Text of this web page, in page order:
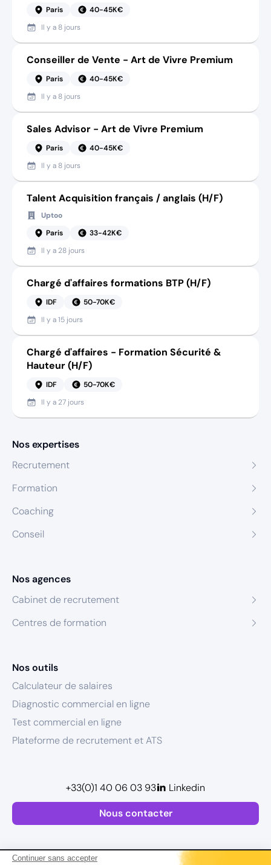
Continuer sans accepter
Paris
40-45K€
Il y a 8 jours
Conseiller de Vente - Art de Vivre Premium
Paris
40-45K€
Il y a 8 jours
Sales Advisor - Art de Vivre Premium
Paris
40-45K€
Il y a 8 jours
Talent Acquisition français / anglais (H/F)
Uptoo
Paris
33-42K€
Il y a 28 jours
Chargé d'affaires formations BTP (H/F)
IDF
50-70K€
Il y a15 jours
Chargé d'affaires - Formation Sécurité &
Hauteur (H/F)
IDF
50-70K€
Il y a 27 jours
Nos expertises
Recrutement
Formation
Coaching
Conseil
Nos agences
Cabinet de recrutement
Centres de formation
Nos outils
Calculateur de salaires
Diagnostic commercial en ligne
Test commercial en ligne
Plateforme de recrutement et ATS
Nous contacter
+33(0)1 40 06 03 93 Linkedin